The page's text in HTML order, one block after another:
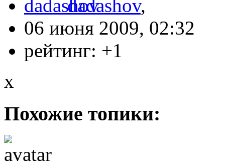
dadashov,
06 июня 2009, 02:32
рейтинг: +1
x
Похожие топики: